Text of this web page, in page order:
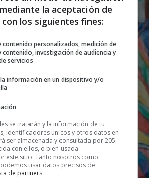
la aceptación de
los siguientes fines:
contenido personalizados, medición de
contenido, investigación de audiencia y
servicios
información en un dispositivo y/o
se tratarán y la información de tu
identificadores únicos y otros datos en
ser almacenada y consultada por 205
con ellos, o bien usada
este sitio. Tanto nosotros como
usar datos precisos de
de partners.